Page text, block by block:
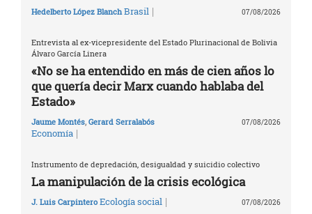
Hedelberto López Blanch Brasil | 07/08/2026
Entrevista al ex-vicepresidente del Estado Plurinacional de Bolivia
Álvaro García Linera
«No se ha entendido en más de cien años lo
que quería decir Marx cuando hablaba del
Estado»
Jaume Montés, Gerard Serralabós
Economía |
07/08/2026
Instrumento de depredación, desigualdad y suicidio colectivo
La manipulación de la crisis ecológica
J. Luis Carpintero Ecología social | 07/08/2026